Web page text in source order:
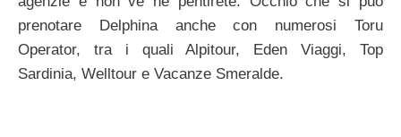
prenotare Delphina anche con numerosi Toru
Operator, tra i quali Alpitour, Eden Viaggi, Top
Sardinia, Welltour e Vacanze Smeralde.